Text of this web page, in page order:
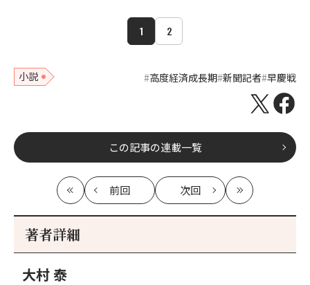
1 2
小説 高度経済成長期 新聞記者 早慶戦
この記事の連載一覧
最
初
前回
記
次回
記
最
新
著者詳細
大村 泰